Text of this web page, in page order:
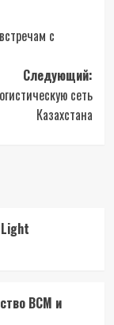
с
Следующий:
сеть
Казахстана
ВСМ и